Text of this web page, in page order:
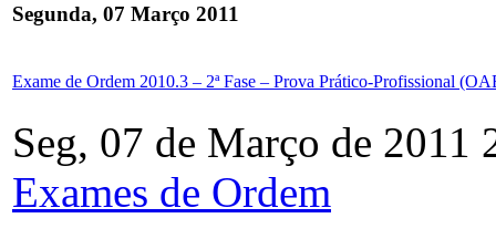
Segunda, 07 Março 2011
Exame de Ordem 2010.3 – 2ª Fase – Prova Prático-Profissional
Seg, 07 de Março de 2011
Exames de Ordem